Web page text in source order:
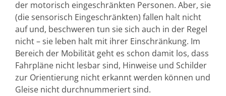
der motorisch eingeschränkten Personen. Aber, sie
(die sensorisch Eingeschränkten) fallen halt nicht
auf und, beschweren tun sie sich auch in der Regel
nicht – sie leben halt mit ihrer Einschränkung. Im
Bereich der Mobilität geht es schon damit los, dass
Fahrpläne nicht lesbar sind, Hinweise und Schilder
zur Orientierung nicht erkannt werden können und
Gleise nicht durchnummeriert sind.